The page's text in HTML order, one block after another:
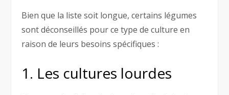
Bien que la liste soit longue, certains légumes
sont déconseillés pour ce type de culture en
raison de leurs besoins spécifiques :
1. Les cultures lourdes